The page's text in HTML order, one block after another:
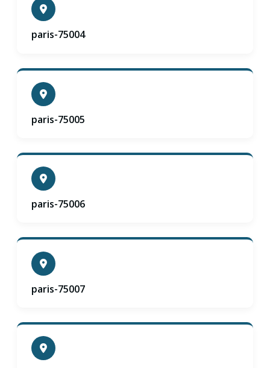
paris-75004
paris-75005
paris-75006
paris-75007